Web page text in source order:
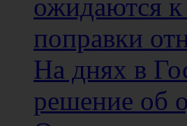
На днях в
решение об